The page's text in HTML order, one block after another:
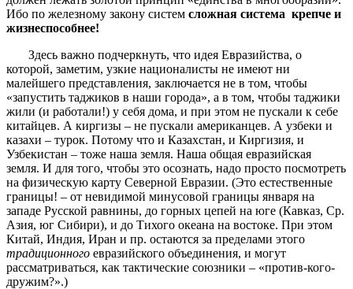
Ибо по железному закону систем сложная система крепче и
жизнеспособнее!
Здесь важно подчеркнуть, что идея Евразийства, о
которой, заметим, узкие националисты не имеют ни
малейшего представления, заключается не в том, чтобы
«запустить таджиков в наши города», а в том, чтобы таджики
жили (и работали!) у себя дома, и при этом не пускали к себе
китайцев. А киргизы – не пускали американцев. А узбеки и
казахи – турок. Потому что и Казахстан, и Киргизия, и
Узбекистан – тоже наша земля. Наша общая евразийская
земля. И для того, чтобы это осознать, надо просто посмотреть
на физическую карту Северной Евразии. (Это естественные
границы! – от невидимой минусовой границы января на
западе Русской равнины, до горных цепей на юге (Кавказ, Ср.
Азия, юг Сибири), и до Тихого океана на востоке. При этом
Китай, Индия, Иран и пр. остаются за пределами этого
традиционного евразийского объединения, и могут
рассматриваться, как тактические союзники – «против-кого-
дружим?».)